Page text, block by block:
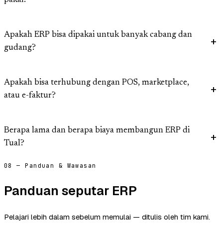
Apakah ERP bisa dipakai untuk banyak cabang dan
gudang?
Apakah bisa terhubung dengan POS, marketplace,
atau e-faktur?
Berapa lama dan berapa biaya membangun ERP di
Tual?
08 — Panduan & Wawasan
Panduan seputar ERP
Pelajari lebih dalam sebelum memulai — ditulis oleh tim kami.